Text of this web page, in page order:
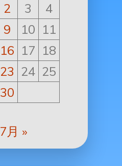
2 3
4
9 10 11
16 17 18
23 24 25
30
7月 »